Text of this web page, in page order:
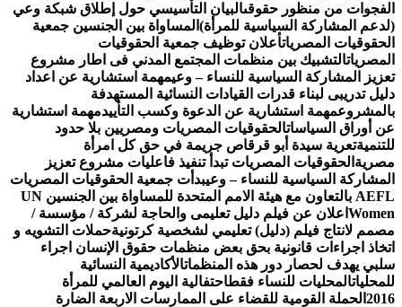
من منظور حقوقىالبيان التأسيسي حول إطلاق شبكة وعي
المشاركة السياسية للمرأة)المساواة بين الجنسين جمعية
المصرياتأعلان توظيف جمعية الحقوقيات
التشبيك بين منظمات المجتمع المدني فى اطار مشروع
المشاركة السياسية للنساء – وعيمهمة استشارية عن اعداد
تدريبى لبناء قدرات القيادات النسائية المستهدفة
مهمة استشارية عن الدعوة وكسب التأييدمهمة استشارية
أوراق السياساتالحقوقيات المصريات ومصريين بلا حدود
تعرية سيدة أبو قرقاص جريمة في حق كل امرأة
الحقوقيات المصريات تبدأ تنفيذ فاعليات مشروع تعزيز
السياسية للنساء – وعيبدأت جمعية الحقوقيات المصريات
AEFL بالتعاون مع هيئة الامم المتحدة للمساواة بين الجنسين UN
اعلان عن فيلم دليل تعليمى والحاجة لشركة / مؤسسة /
لانتاج فيلم (دليل) تعليمي لشخصية كرتونيةحملات التشويه و
اجراءات قانونية بحق بعض منظمات حقوق الإنسان اجراء
يهدف لحصار دور هذه المنظماتالأكاديمية النسائية
المحليات للنساء فقطاحتفالية اليوم العالمي للمرأة
الحملة القومية للقضاء على الممارسات الاربعة الضارة